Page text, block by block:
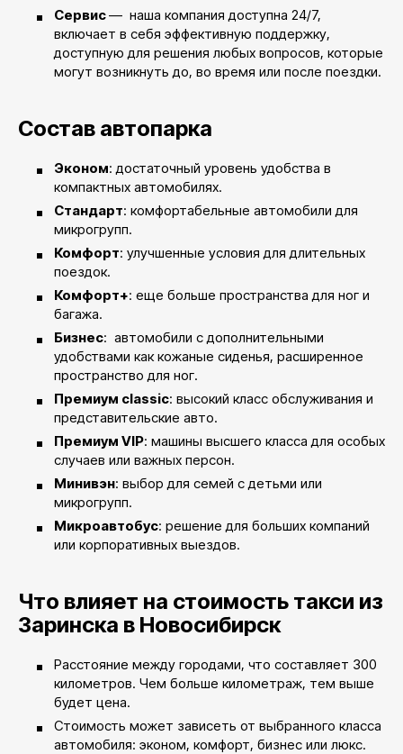
Сервис— наша компания доступна 24/7,
включает в себя эффективную поддержку,
доступную для решения любых вопросов, которые
могут возникнуть до, во время или после поездки.
Состав автопарка
Эконом: достаточный уровень удобства в
компактных автомобилях.
Стандарт: комфортабельные автомобили для
микрогрупп.
Комфорт: улучшенные условия для длительных
поездок.
Комфорт+: еще больше пространства для ног и
багажа.
Бизнес: автомобили с дополнительными
удобствами как кожаные сиденья, расширенное
пространство для ног.
Премиум classic: высокий класс обслуживания и
представительские авто.
Премиум VIP: машины высшего класса для особых
случаев или важных персон.
Минивэн: выбор для семей с детьми или
микрогрупп.
Микроавтобус: решение для больших компаний
или корпоративных выездов.
Что влияет на стоимость такси из
Заринска в Новосибирск
Расстояние между городами, что составляет 300
километров. Чем больше километраж, тем выше
будет цена.
Стоимость может зависеть от выбранного класса
автомобиля: эконом, комфорт, бизнес или люкс.